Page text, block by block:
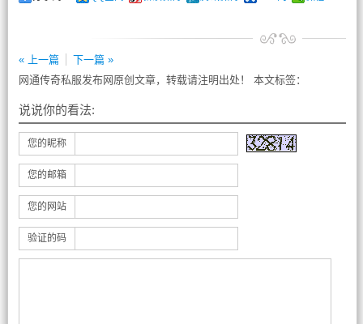
« 上一篇
下一篇 »
网通传奇私服发布网原创文章，转载请注明出处！ 本文标签：
说说你的看法:
您的昵称
您的邮箱
您的网站
验证的码